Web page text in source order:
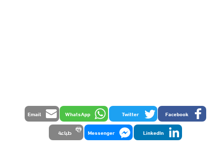
Facebook
Twitter
WhatsApp
Email
LinkedIn
Messenger طباعة